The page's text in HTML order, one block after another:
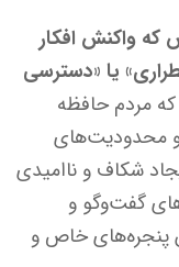
که واکنش افکار
یا «دسترسی
مردم حافظه
و محدودیت‌های
شکاف و ناامیدی
گفت‌وگو و
پنجره‌های خاص و